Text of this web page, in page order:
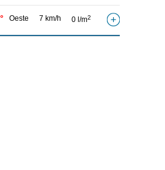
Oeste 7 km/h 0 l/m2